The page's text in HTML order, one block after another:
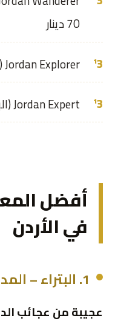
70 دينار
Jordan Explorer (البتراء يومين): 75 دينار
Jordan Expert (البتراء 3 أيام): 80 دينار
أفضل
في الأردن
1. البتراء – المدينة الوردية 🏛️
عجيبة من عجائب